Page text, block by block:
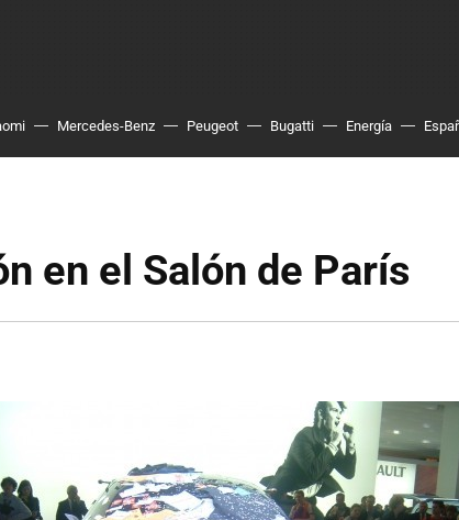
Mercedes-Benz Peugeot Bugatti Energía
en el Salón de París